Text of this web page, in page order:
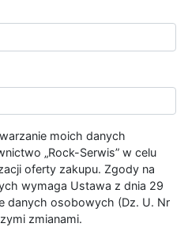
moich danych
„Rock-Serwis” w celu
oferty zakupu. Zgody na
wymaga Ustawa z dnia 29
danych osobowych (Dz. U. Nr
zmianami.